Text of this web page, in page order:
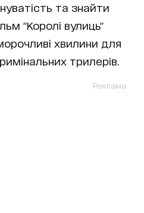
та знайти
"Королі вулиць"
хвилини для
трилерів.
Реклама